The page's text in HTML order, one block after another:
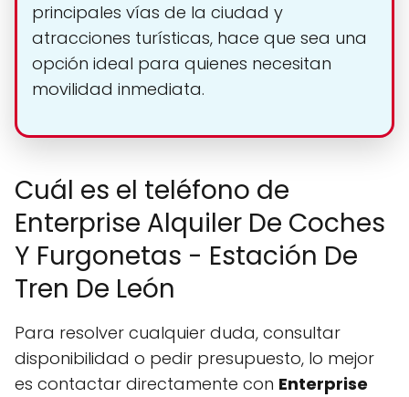
principales vías de la ciudad y
atracciones turísticas, hace que sea una
opción ideal para quienes necesitan
movilidad inmediata.
Cuál es el teléfono de
Enterprise Alquiler De Coches
Y Furgonetas - Estación De
Tren De León
Para resolver cualquier duda, consultar
disponibilidad o pedir presupuesto, lo mejor
es contactar directamente con Enterprise